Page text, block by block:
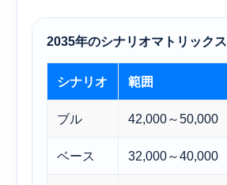
2035年のシナリオマトリックス
シナリオ 範囲
ブル 42,000～50,000
ベース 32,000～40,000